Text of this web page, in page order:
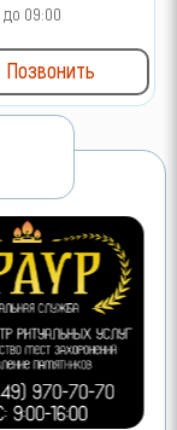
до 09:00
Позвонить